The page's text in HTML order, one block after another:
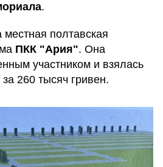
.
полтавская
ПКК "Ария". Она
участником и взялась
за 260 тысяч гривен.